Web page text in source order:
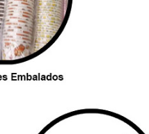
geladas e
e projetos especiais
marca, campanhas
conforme desenho,